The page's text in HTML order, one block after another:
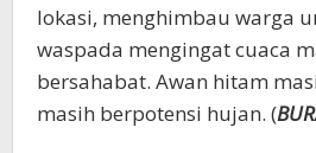
lokasi, menghimbau warga
waspada mengingat cuaca
bersahabat. Awan hitam
masih berpotensi hujan. (